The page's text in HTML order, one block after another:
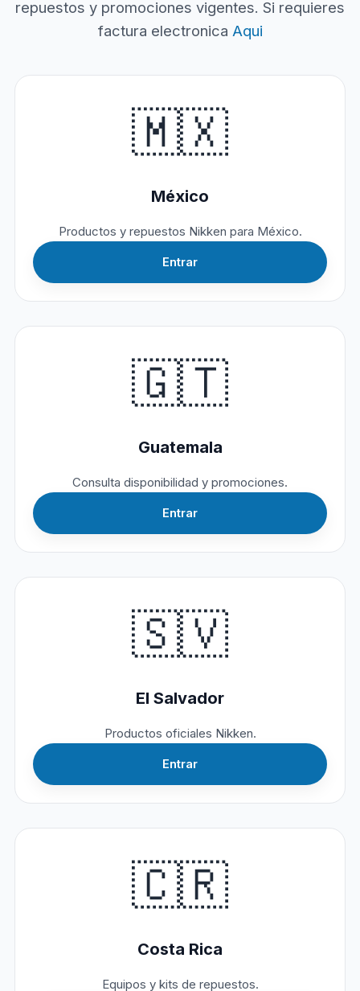
repuestos y promociones vigentes. Si requieres
factura electronica Aqui
🇲🇽
México
Productos y repuestos Nikken para México.
Entrar
🇬🇹
Guatemala
Consulta disponibilidad y promociones.
Entrar
🇸🇻
El Salvador
Productos oficiales Nikken.
Entrar
🇨🇷
Costa Rica
Equipos y kits de repuestos.